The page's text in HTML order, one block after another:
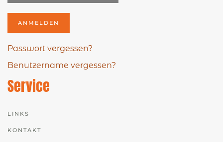
ANMELDEN
Passwort vergessen?
Benutzername vergessen?
Service
LINKS
KONTAKT